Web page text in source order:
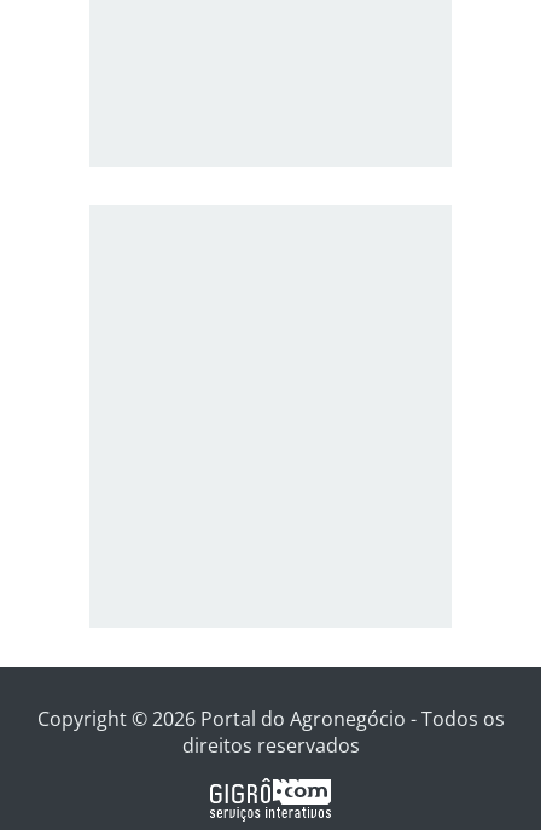
Copyright © 2026 Portal do Agronegócio - Todos os
direitos reservados